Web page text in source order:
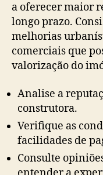
a oferecer maior
longo prazo.
melhorias
comerciais que
valorização do
Analise a
construtora.
Verifique as
facilidades de
Consulte